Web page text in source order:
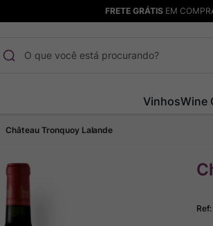
FRETE GRÁTISEM
VinhosWine
Château Tronquoy Lalande
Ref